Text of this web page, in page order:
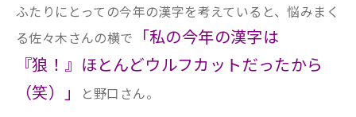
ふたりにとっての今年の漢字を考えていると、悩みまく
る佐々木さんの横で
「私の今年の漢字は
『狼！』ほとんどウルフカットだったから
（笑）」
と野口さん。